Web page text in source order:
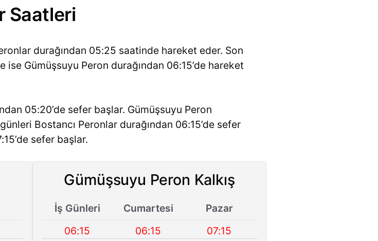
Saatleri
durağından 05:25 saatinde hareket eder. Son
Gümüşsuyu Peron durağından 06:15’de hareket
05:20’de sefer başlar. Gümüşsuyu Peron
Bostancı Peronlar durağından 06:15’de sefer
sefer başlar.
Gümüşsuyu Peron Kalkış
İş Günleri Cumartesi
Pazar
06:15
06:15
07:15